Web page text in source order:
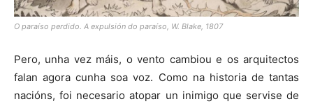
O paraíso perdido. A expulsión do paraíso, W. Blake, 1807
Pero, unha vez máis, o vento cambiou e os arquitectos
falan agora cunha soa voz. Como na historia de tantas
nacións, foi necesario atopar un inimigo que servise de